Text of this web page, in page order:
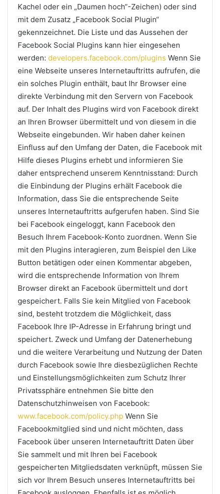
Kachel oder ein „Daumen hoch“-Zeichen) oder sind
mit dem Zusatz „Facebook Social Plugin“
gekennzeichnet. Die Liste und das Aussehen der
Facebook Social Plugins kann hier eingesehen
werden: developers.facebook.com/plugins Wenn Sie
eine Webseite unseres Internetauftritts aufrufen, die
ein solches Plugin enthält, baut Ihr Browser eine
direkte Verbindung mit den Servern von Facebook
auf. Der Inhalt des Plugins wird von Facebook direkt
an Ihren Browser übermittelt und von diesem in die
Webseite eingebunden. Wir haben daher keinen
Einfluss auf den Umfang der Daten, die Facebook mit
Hilfe dieses Plugins erhebt und informieren Sie
daher entsprechend unserem Kenntnisstand: Durch
die Einbindung der Plugins erhält Facebook die
Information, dass Sie die entsprechende Seite
unseres Internetauftritts aufgerufen haben. Sind Sie
bei Facebook eingeloggt, kann Facebook den
Besuch Ihrem Facebook-Konto zuordnen. Wenn Sie
mit den Plugins interagieren, zum Beispiel den Like
Button betätigen oder einen Kommentar abgeben,
wird die entsprechende Information von Ihrem
Browser direkt an Facebook übermittelt und dort
gespeichert. Falls Sie kein Mitglied von Facebook
sind, besteht trotzdem die Möglichkeit, dass
Facebook Ihre IP-Adresse in Erfahrung bringt und
speichert. Zweck und Umfang der Datenerhebung
und die weitere Verarbeitung und Nutzung der Daten
durch Facebook sowie Ihre diesbezüglichen Rechte
und Einstellungsmöglichkeiten zum Schutz Ihrer
Privatssphäre entnehmen Sie bitte den
Datenschutzhinweisen von Facebook:
www.facebook.com/policy.php Wenn Sie
Facebookmitglied sind und nicht möchten, dass
Facebook über unseren Internetauftritt Daten über
Sie sammelt und mit Ihren bei Facebook
gespeicherten Mitgliedsdaten verknüpft, müssen Sie
sich vor Ihrem Besuch unseres Internetauftritts bei